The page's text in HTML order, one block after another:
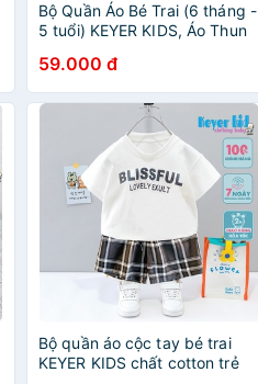
Bộ Quần Áo Bé Trai (6 tháng -
5 tuổi) KEYER KIDS, Áo Thun
túi hình chú cún mang kính
SZ95
59.000 đ
Bộ quần áo cộc tay bé trai
KEYER KIDS chất cotton trẻ